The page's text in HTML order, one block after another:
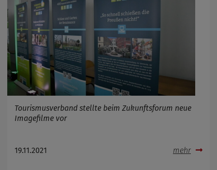
Tourismusverband stellte beim Zukunftsforum neue
Imagefilme vor
19.11.2021 mehr